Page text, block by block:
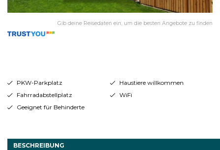
Gib deine Reisedaten ein, um die besten Angebote zu finden
PKW-Parkplatz
Haustiere willkommen
Fahrradabstellplatz
WiFi
Geeignet für Behinderte
BESCHREIBUNG